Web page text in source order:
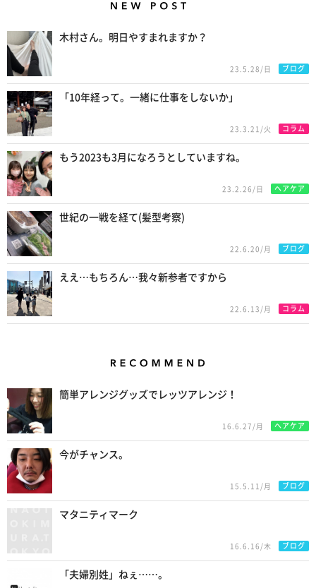
木村さん。明日やすまれますか？
23.5.28/日 ブログ
「10年経って。一緒に仕事をしないか」
23.3.21/火 コラム
もう2023も3月になろうとしていますね。
23.2.26/日 ヘアケア
世紀の一戦を経て(髪型考察)
22.6.20/月 ブログ
ええ…もちろん…我々新参者ですから
22.6.13/月 コラム
簡単アレンジグッズでレッツアレンジ！
16.6.27/月 ヘアケア
今がチャンス。
15.5.11/月 ブログ
マタニティマーク
16.6.16/木 ブログ
「夫婦別姓」ねぇ……。